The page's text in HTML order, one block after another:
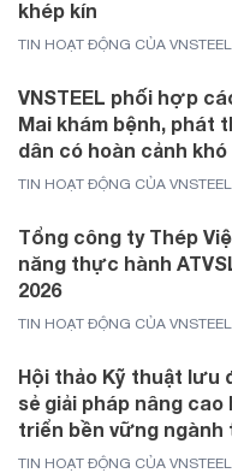
khép kín
TIN HOẠT ĐỘNG CỦA VNSTEEL
VNSTEEL phối hợp
Mai khám bệnh, phát
dân có hoàn cảnh
TIN HOẠT ĐỘNG CỦA VNSTEEL
Tổng công ty Thép
năng thực hành
2026
TIN HOẠT ĐỘNG CỦA VNSTEEL
Hội thảo Kỹ thuật lưu
sẻ giải pháp nâng
triển bền vững ngành
TIN HOẠT ĐỘNG CỦA VNSTEEL